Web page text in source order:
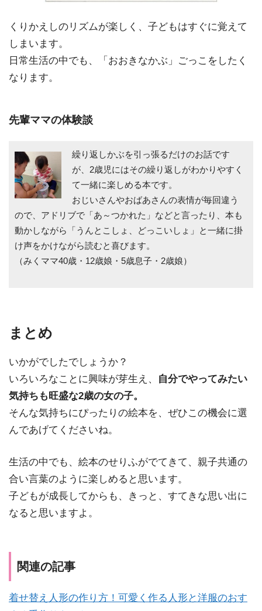
くりかえしのリズムが楽しく、子どもはすぐに覚えて
しまいます。
日常生活の中でも、「おおきなかぶ」ごっこをしたく
なります。
先輩ママの体験談
繰り返しかぶを引っ張るだけのお話です
が、2歳児にはその繰り返しがわかりやすく
て一緒に楽しめる本です。
おじいさんやおばあさんの表情が毎回違う
ので、アドリブで「あ～つかれた」などと言ったり、本も
動かしながら「うんとこしょ、どっこいしょ」と一緒に掛
け声をかけながら読むと喜びます。
（みくママ40歳・12歳娘・5歳息子・2歳娘）
まとめ
いかがでしたでしょうか？
いろいろなことに興味が芽生え、
自分でやってみたい
気持ちも旺盛な2歳の女の子。
そんな気持ちにぴったりの絵本を、ぜひこの機会に選
んであげてくださいね。
生活の中でも、絵本のせりふがでてきて、親子共通の
合い言葉のように楽しめると思います。
子どもが成長してからも、きっと、すてきな思い出に
なると思いますよ。
関連の記事
着せ替え人形の作り方！可愛く作る人形と洋服のおす